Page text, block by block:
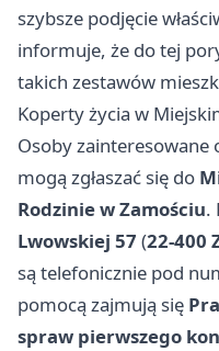
szybsze podjęcie
informuje, że do tej
takich zestawów
Koperty życia w
Osoby zainteresowane
mogą zgłaszać się do
Rodzinie w Zamościu.
Lwowskiej 57 (22-400
są telefonicznie pod
pomocą zajmują się
spraw pierwszego